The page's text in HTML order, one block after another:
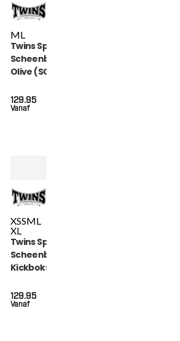
ML
Twins Special
Scheenbeschermers
Olive (SGL 7 OLIVE)
Vanaf
129.95
XSSML
XL
Twins Special
Scheenbeschermers
Kickboksen (SGL 7
Vanaf
129.95